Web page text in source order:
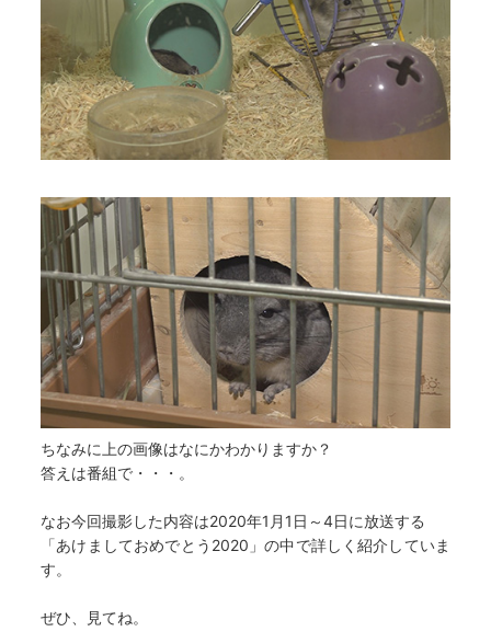
ちなみに上の画像はなにかわかりますか？
答えは番組で・・・。
なお今回撮影した内容は2020年1月1日～4日に放送する
「あけましておめでとう2020」の中で詳しく紹介していま
す。
ぜひ、見てね。